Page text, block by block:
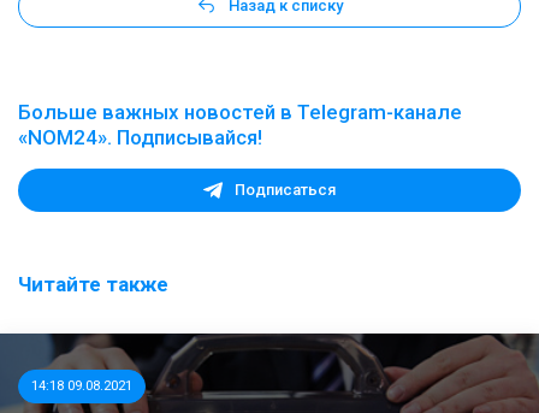
Назад к списку
Больше важных новостей в Telegram-канале
«NOM24». Подписывайся!
Подписаться
Читайте также
14:18 09.08.2021